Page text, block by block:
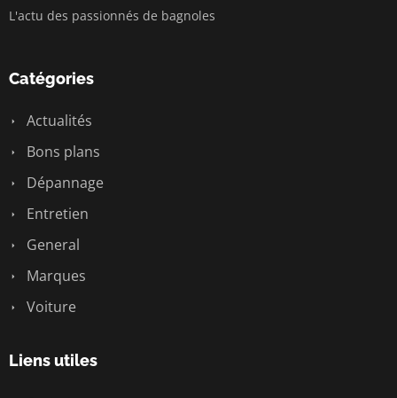
L'actu des passionnés de bagnoles
Catégories
Actualités
Bons plans
Dépannage
Entretien
General
Marques
Voiture
Liens utiles